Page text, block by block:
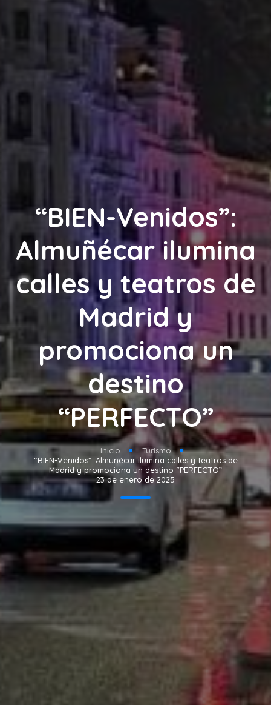
“BIEN-Venidos”:
Almuñécar ilumina
calles y teatros de
Madrid y
promociona un
destino
“PERFECTO”
Inicio
Turismo
“BIEN-Venidos”: Almuñécar ilumina calles y teatros de
Madrid y promociona un destino “PERFECTO”
23 de enero de 2025